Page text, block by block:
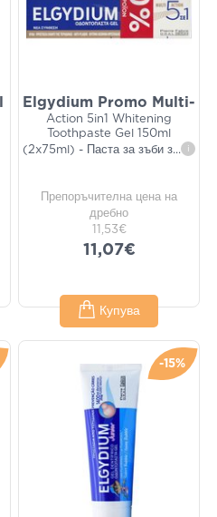
Elgydium Promo Multi-
Action 5in1 Whitening
Toothpaste Gel 150ml
(2x75ml) - Паста за зъби з... i
Препоръчителна цена на
дребно
11,53€
11,07€
Купува
-15%